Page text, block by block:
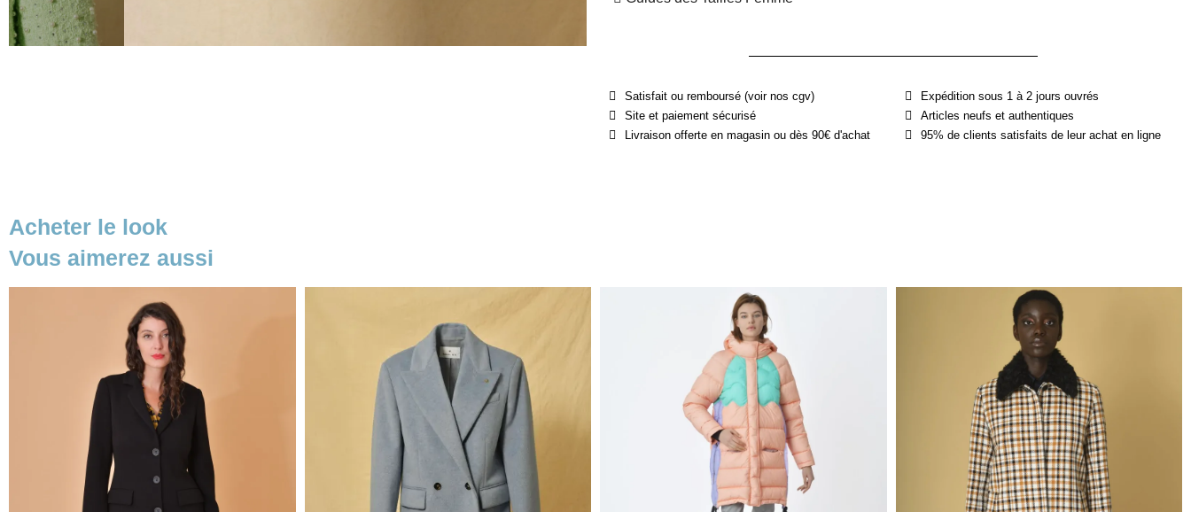
Satisfait ou remboursé (voir nos cgv)
Site et paiement sécurisé
Livraison offerte en magasin ou dès 90€ d'achat
Expédition sous 1 à 2 jours ouvrés
Articles neufs et authentiques
95% de clients satisfaits de leur achat en ligne
Acheter le look
Vous aimerez aussi